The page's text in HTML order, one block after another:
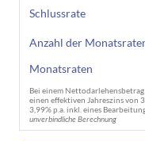
Schlussrate
Anzahl der
Monatsraten
Bei einem
einen effektiven Jahreszins von
3,99% p.a. inkl. eines
unverbindliche Berechnung